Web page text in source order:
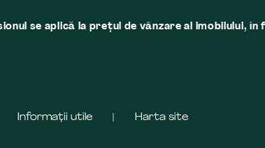
se aplică la preţul de vânzare al imobilului,
Informații utile Harta site